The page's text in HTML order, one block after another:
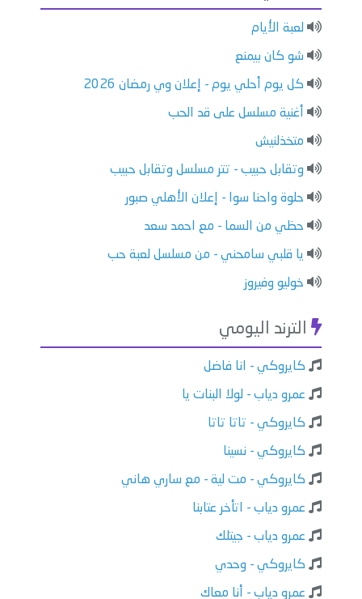
لعبة الأيام
شو كان بيمنع
كل يوم أحلي يوم - إعلان وي رمضان 2026
أغنية مسلسل على قد الحب
متخذلنيش
وتقابل حبيب - تتر مسلسل وتقابل حبيب
حلوة واحنا سوا - إعلان الأهلي صبور
حظي من السما - مع احمد سعد
يا قلبي سامحني - من مسلسل لعبة حب
خوليو وفيروز
الترند اليومي
كايروكي - انا فاضل
عمرو دياب - لولا البنات يا
كايروكي - تاتا تاتا
كايروكي - نسينا
كايروكي - مت لية - مع ساري هاني
عمرو دياب - اتأخر عتابنا
عمرو دياب - جيتلك
كايروكي - وحدي
عمرو دياب - أنا معاك